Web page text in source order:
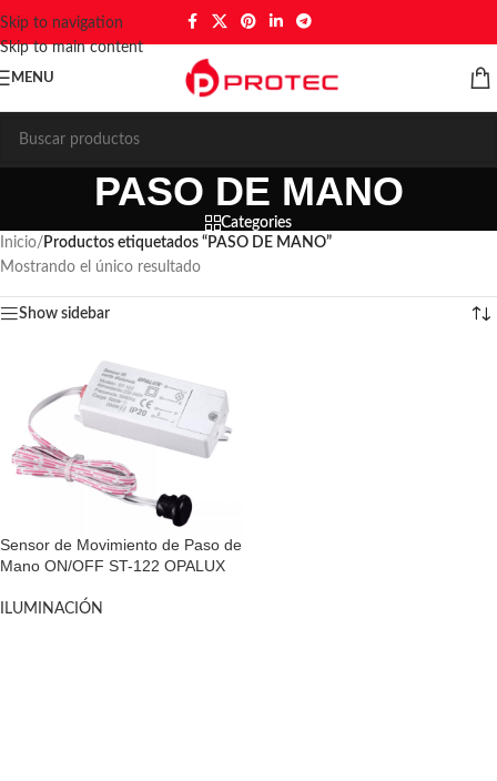
Skip to navigation
Skip to main content
MENU
PASO DE MANO
Categories
Inicio/ Productos etiquetados “PASO DE MANO”
Mostrando el único resultado
Show sidebar
Sensor de Movimiento de Paso de
Mano ON/OFF ST-122 OPALUX
ILUMINACIÓN